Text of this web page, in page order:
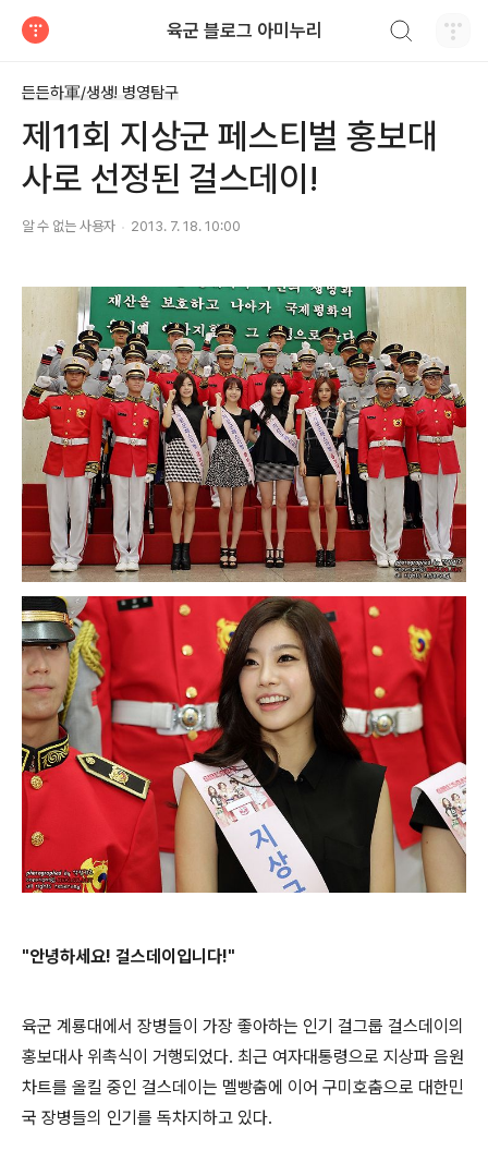
육군 블로그 아미누리
든든하軍/생생! 병영탐구
제11회 지상군 페스티벌 홍보대
사로 선정된 걸스데이!
알 수 없는 사용자 2013. 7. 18. 10:00
"안녕하세요! 걸스데이입니다!"
육군 계룡대에서 장병들이 가장 좋아하는 인기 걸그룹 걸스데이의
홍보대사 위촉식이 거행되었다. 최근 여자대통령으로 지상파 음원
차트를 올킬 중인 걸스데이는 멜빵춤에 이어 구미호춤으로 대한민
국 장병들의 인기를 독차지하고 있다.